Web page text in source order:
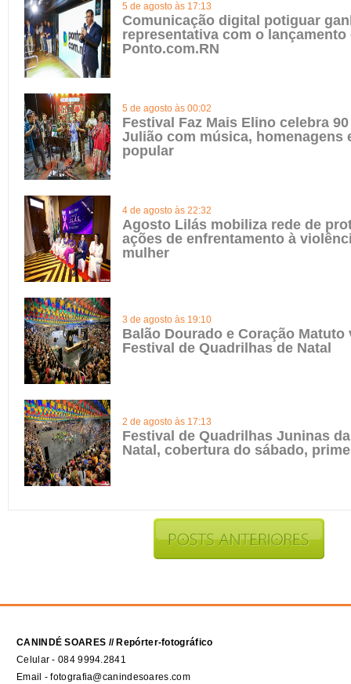
5 de agosto às 17:13
Comunicação digital potiguar
representativa com o lançamento
Ponto.com.RN
5 de agosto às 00:02
Festival Faz Mais Elino celebra
Julião com música, homenagens
popular
4 de agosto às 22:32
Agosto Lilás mobiliza rede de
ações de enfrentamento à
mulher
3 de agosto às 19:10
Balão Dourado e Coração Matuto
Festival de Quadrilhas de Natal
2 de agosto às 17:13
Festival de Quadrilhas Juninas
Natal, cobertura do sábado,
CANINDÉ SOARES // Repórter-fotográfico
Celular - 084 9994.2841
Email - fotografia@canindesoares.com